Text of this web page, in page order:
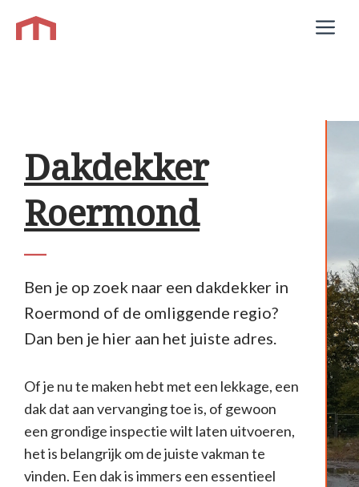
naar
Dakdekker
Roermond
Ben je op zoek naar een dakdekker in
Roermond of de omliggende regio?
Dan ben je hier aan het juiste adres.
Of je nu te maken hebt met een lekkage, een
dak dat aan vervanging toe is, of gewoon
een grondige inspectie wilt laten uitvoeren,
het is belangrijk om de juiste vakman te
vinden. Een dak is immers een essentieel